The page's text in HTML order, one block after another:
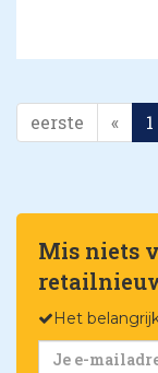
eerste « 1
Mis niets
Het